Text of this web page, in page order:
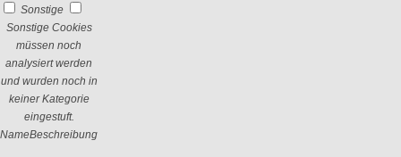
Sonstige
Sonstige Cookies
müssen noch
analysiert werden
und wurden noch in
keiner Kategorie
eingestuft.
NameBeschreibung